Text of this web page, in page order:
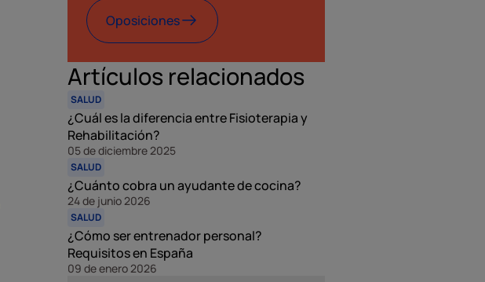
Oposiciones
Artículos relacionados
SALUD
¿Cuál es la diferencia entre Fisioterapia y
Rehabilitación?
05 de diciembre 2025
SALUD
¿Cuánto cobra un ayudante de cocina?
24 de junio 2026
SALUD
¿Cómo ser entrenador personal?
Requisitos en España
09 de enero 2026